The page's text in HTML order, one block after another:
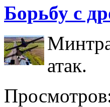
Борьбу с
атак.